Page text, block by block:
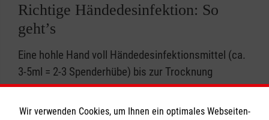
Richtige Händedesinfektion: So
geht’s
Eine hohle Hand voll Händedesinfektionsmittel (ca.
3-5ml = 2-3 Spenderhübe) bis zur Trocknung
einreiben.
Die gesamte Hand mindestens 30 Sekunden
Wir verwenden Cookies, um Ihnen ein optimales Webseiten-